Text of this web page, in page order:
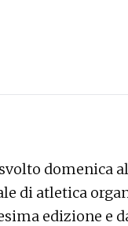
domenica
di atletica
edizione e